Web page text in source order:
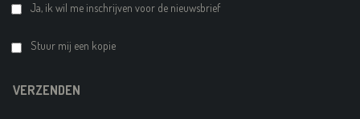
Ja, ik wil me inschrijven voor de nieuwsbrief
Stuur mij een kopie
VERZENDEN